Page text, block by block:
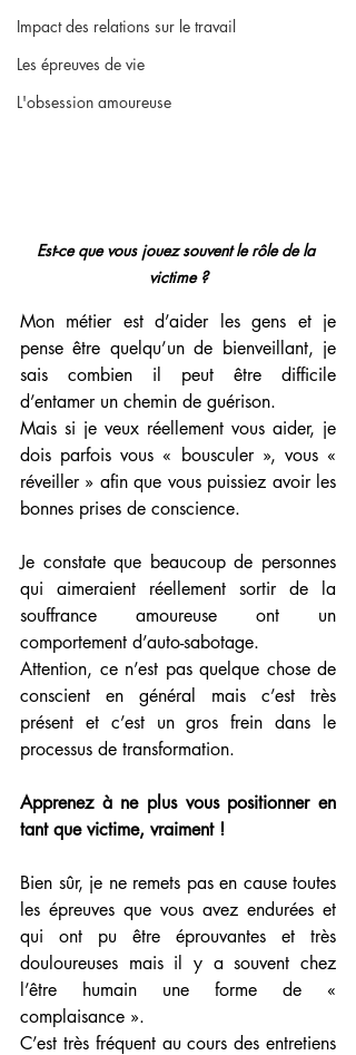
Impact des relations sur le travail
Les épreuves de vie
L'obsession amoureuse
Est-ce que vous jouez souvent le rôle de la
victime ?
Mon métier est d’aider les gens et je
pense être quelqu’un de bienveillant, je
sais combien il peut être difficile
d’entamer un chemin de guérison.
Mais si je veux réellement vous aider, je
dois parfois vous « bousculer », vous «
réveiller » afin que vous puissiez avoir les
bonnes prises de conscience.
Je constate que beaucoup de personnes
qui aimeraient réellement sortir de la
souffrance amoureuse ont un
comportement d’auto-sabotage.
Attention, ce n’est pas quelque chose de
conscient en général mais c’est très
présent et c’est un gros frein dans le
processus de transformation.
Apprenez à ne plus vous positionner en
tant que victime, vraiment !
Bien sûr, je ne remets pas en cause toutes
les épreuves que vous avez endurées et
qui ont pu être éprouvantes et très
douloureuses mais il y a souvent chez
l’être humain une forme de «
complaisance ».
C’est très fréquent au cours des entretiens